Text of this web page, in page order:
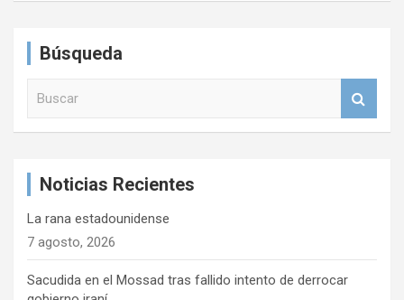
Búsqueda
Noticias Recientes
La rana estadounidense
7 agosto, 2026
Sacudida en el Mossad tras fallido intento de derrocar